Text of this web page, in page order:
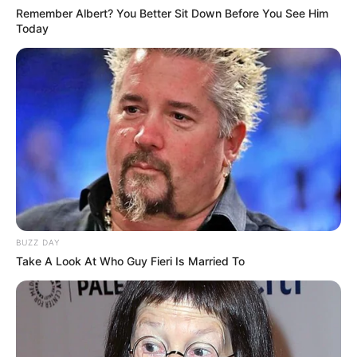
Raga & Hati
(2021)
– SantanaSquad menampilkan Ferrera, RZD & &
Seima. L (2019)
San Andreas, Pt. 2– SantanaSquad menampilkan RZD &
Ferrera (2018)
Alfa Romansa(13 Februari 2023)
Buku
Ephiphany(28 Desember 2020)
Remember Albert? You Better Sit Down Before You See Him
Today
BUZZ DAY
Take A Look At Who Guy Fieri Is Married To